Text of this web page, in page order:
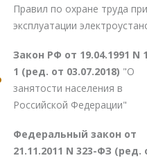
Правил по охране труда при
эксплуатации
Закон РФ от 19.04.1991 N
1 (ред. от 03.07.2018) "О
занятости населения в
Российской Федерации"
Федеральный закон от
21.11.2011 N 323-ФЗ (ред.